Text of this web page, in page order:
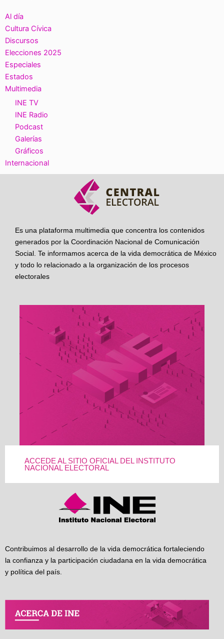
Al día
Cultura Cívica
Discursos
Elecciones 2025
Especiales
Estados
Multimedia
INE TV
INE Radio
Podcast
Galerías
Gráficos
Internacional
Es una plataforma multimedia que concentra los contenidos
generados por la Coordinación Nacional de Comunicación
Social. Te informamos acerca de la vida democrática de México
y todo lo relacionado a la organización de los procesos
electorales
ACCEDE AL SITIO OFICIAL DEL INSTITUTO
NACIONAL ELECTORAL
Contribuimos al desarrollo de la vida democrática fortaleciendo
la confianza y la participación ciudadana en la vida democrática
y política del país.